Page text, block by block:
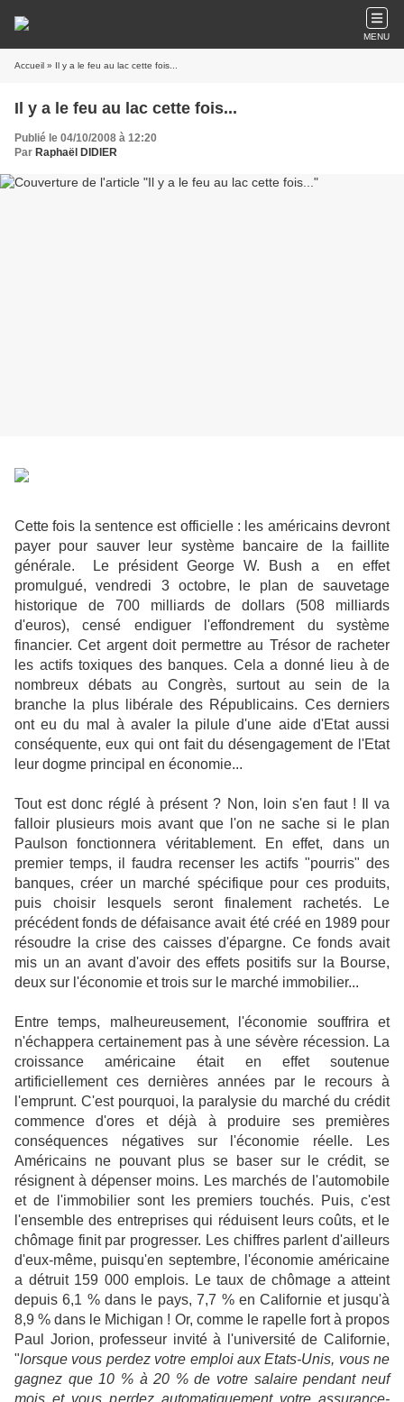
MENU
Accueil » Il y a le feu au lac cette fois...
Il y a le feu au lac cette fois...
Publié le 04/10/2008 à 12:20
Par Raphaël DIDIER
Cette fois la sentence est officielle : les américains devront
payer pour sauver leur système bancaire de la faillite
générale. Le président George W. Bush a en effet
promulgué, vendredi 3 octobre, le plan de sauvetage
historique de 700 milliards de dollars (508 milliards
d'euros), censé endiguer l'effondrement du système
financier. Cet argent doit permettre au Trésor de racheter
les actifs toxiques des banques. Cela a donné lieu à de
nombreux débats au Congrès, surtout au sein de la
branche la plus libérale des Républicains. Ces derniers
ont eu du mal à avaler la pilule d'une aide d'Etat aussi
conséquente, eux qui ont fait du désengagement de l'Etat
leur dogme principal en économie...
Tout est donc réglé à présent ? Non, loin s'en faut ! Il va
falloir plusieurs mois avant que l'on ne sache si le plan
Paulson fonctionnera véritablement. En effet, dans un
premier temps, il faudra recenser les actifs "pourris" des
banques, créer un marché spécifique pour ces produits,
puis choisir lesquels seront finalement rachetés. Le
précédent fonds de défaisance avait été créé en 1989 pour
résoudre la crise des caisses d'épargne. Ce fonds avait
mis un an avant d'avoir des effets positifs sur la Bourse,
deux sur l'économie et trois sur le marché immobilier...
Entre temps, malheureusement, l'économie souffrira et
n'échappera certainement pas à une sévère récession. La
croissance américaine était en effet soutenue
artificiellement ces dernières années par le recours à
l'emprunt. C'est pourquoi, la paralysie du marché du crédit
commence d'ores et déjà à produire ses premières
conséquences négatives sur l'économie réelle. Les
Américains ne pouvant plus se baser sur le crédit, se
résignent à dépenser moins. Les marchés de l'automobile
et de l'immobilier sont les premiers touchés. Puis, c'est
l'ensemble des entreprises qui réduisent leurs coûts, et le
chômage finit par progresser. Les chiffres parlent d'ailleurs
d'eux-même, puisqu'en septembre, l'économie américaine
a détruit 159 000 emplois. Le taux de chômage a atteint
depuis 6,1 % dans le pays, 7,7 % en Californie et jusqu'à
8,9 % dans le Michigan ! Or, comme le rapelle fort à propos
Paul Jorion, professeur invité à l'université de Californie,
"lorsque vous perdez votre emploi aux Etats-Unis, vous ne
gagnez que 10 % à 20 % de votre salaire pendant neuf